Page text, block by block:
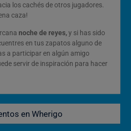
los cachés de otros jugadores.
caza!
noche de reyes,y si has sido
en tus zapatos alguno de
a participar en algún amigo
servir de inspiración para hacer
en Wherigo